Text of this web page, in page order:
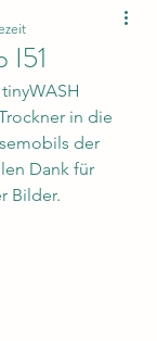
I51
in die
der
Dank für
Bilder.